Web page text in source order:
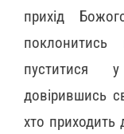
прихід
пуститися
довірившись
хто приходить